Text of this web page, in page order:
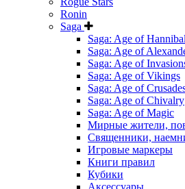
Ronin
Saga
Saga: Age of Hannibal
Saga: Age of
Saga: Age of
Saga: Age of Vikings
Saga: Age of
Saga: Age of Chivalry
Saga: Age of Magic
Мирные жители,
Священники,
Игровые маркеры
Книги правил
Кубики
Аксессуары